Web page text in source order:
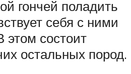
гончей поладить
себя с ними
этом состоит
остальных пород.